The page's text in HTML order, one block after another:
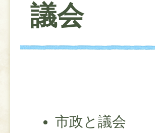
議会
市政と議会